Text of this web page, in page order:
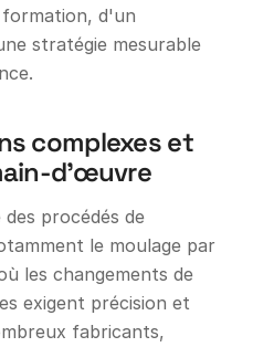
d'un
stratégie mesurable
complexes et
d'œuvre
procédés de
le moulage par
les changements de
exigent précision et
fabricants,